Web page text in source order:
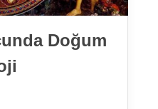
Doğum